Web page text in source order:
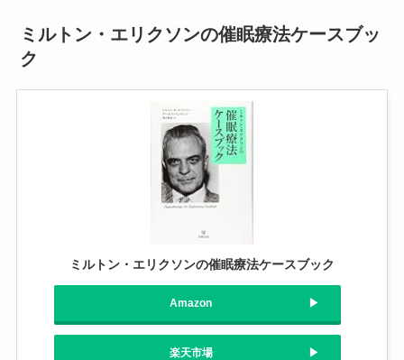
ミルトン・エリクソンの催眠療法ケースブッ
ク
ミルトン・エリクソンの催眠療法ケースブック
Amazon
楽天市場